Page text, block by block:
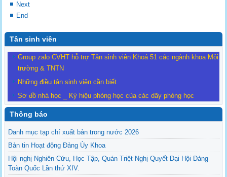
Next
End
Tân sinh viên
Group zalo CVHT hỗ trợ Tân sinh viên Khoá 51 các ngành khoa Môi
trường & TNTN
Những điều tân sinh viên cần biết
Sơ đồ nhà học _ Ký hiệu phòng học của các dãy phòng học
Thông báo
Danh mục tạp chí xuất bản trong nước 2026
Bản tin Hoạt động Đảng Ủy Khoa
Hội nghị Nghiên Cứu, Học Tập, Quán Triệt Nghị Quyết Đại Hội Đảng
Toàn Quốc Lần thứ XIV.